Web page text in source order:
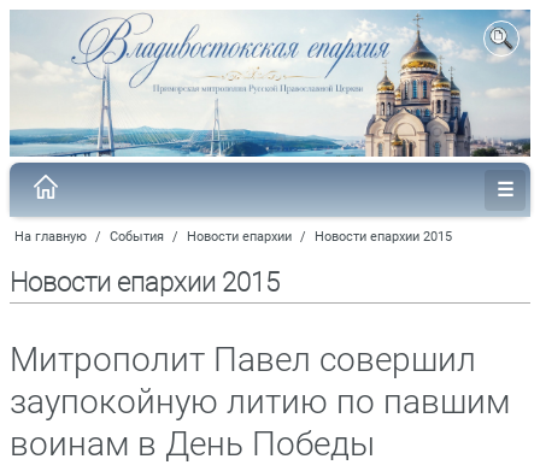
На главную / События / Новости епархии / Новости епархии 2015
Новости епархии 2015
Митрополит Павел совершил
заупокойную литию по павшим
воинам в День Победы